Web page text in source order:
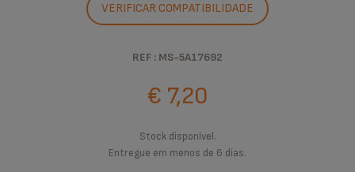
VERIFICAR COMPATIBILIDADE
REF : MS-5A17692
€ 7,20
Stock disponível.
Entregue em menos de 6 dias.